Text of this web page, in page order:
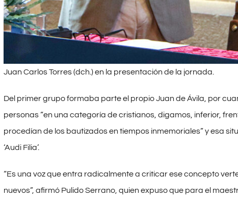
Juan Carlos Torres (dch.) en la presentación de la jornada.
Del primer grupo formaba parte el propio Juan de Ávila, por
personas “en una categoría de cristianos, digamos, inferior,
procedían de los bautizados en tiempos inmemoriales” y esa
‘Audi Filia’.
“Es una voz que entra radicalmente a criticar ese concepto
nuevos”, afirmó Pulido Serrano, quien expuso que para el